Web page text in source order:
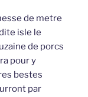
de metre
isle le
de porcs
pour y
bestes
par